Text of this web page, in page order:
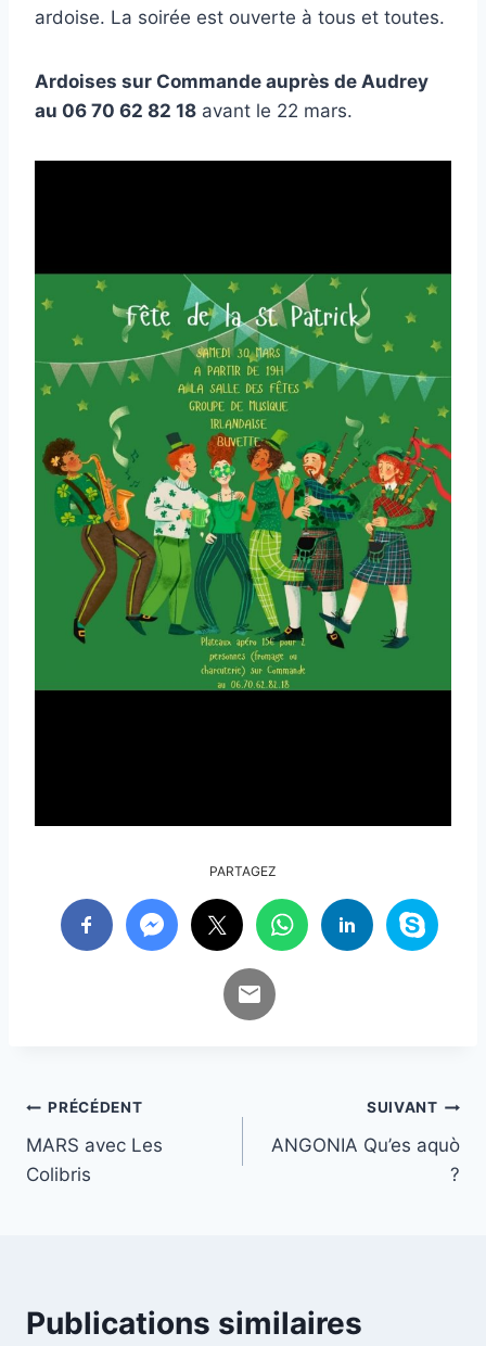
ardoise. La soirée est ouverte à tous et toutes.
Ardoises sur Commande auprès de Audrey
au 06 70 62 82 18 avant le 22 mars.
PARTAGEZ
Navigation
de
PRÉCÉDENT
MARS avec Les
Colibris
SUIVANT
ANGONIA Qu’es aquò
?
Publications similaires